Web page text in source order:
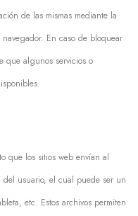
de las mismas mediante la
En caso de bloquear
que algunos servicios o
que los sitios web envían al
usuario, el cual puede ser un
etc. Estos archivos permiten